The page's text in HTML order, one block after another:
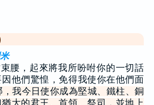
束腰，起來將我所吩咐你的一切話
他們驚惶，免得我使你在他們面
，我今日使你成為堅城、鐵柱、銅
大的君王、首領、祭司，並地上